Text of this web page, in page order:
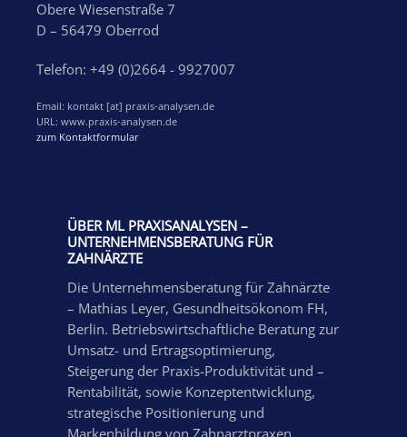
Obere Wiesenstraße 7
D – 56479 Oberrod
Telefon: +49 (0)2664 - 9927007
Email: kontakt [at] praxis-analysen.de
URL: www.praxis-analysen.de
zum Kontaktformular
ÜBER ML PRAXISANALYSEN –
UNTERNEHMENSBERATUNG FÜR
ZAHNÄRZTE
Die Unternehmensberatung für Zahnärzte
– Mathias Leyer, Gesundheitsökonom FH,
Berlin. Betriebswirtschaftliche Beratung zur
Umsatz- und Ertragsoptimierung,
Steigerung der Praxis-Produktivität und –
Rentabilität, sowie Konzeptentwicklung,
strategische Positionierung und
Markenbildung von Zahnarztpraxen,